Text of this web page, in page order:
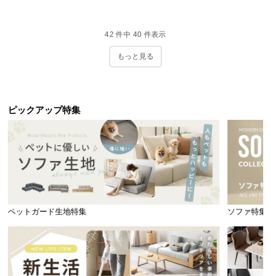
42 件中 40 件表示
もっと見る
ピックアップ特集
ペットガード生地特集 ソファ特集